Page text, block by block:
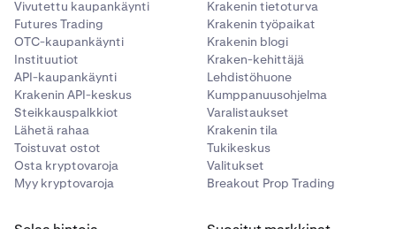
• Funding Type Spot- taiMargin-
kaupankäynnin välillä.
• Quantity
: Määritä käyttämällä kiinteää määrää
(vain perusvaluutta) tai prosenttiosuutta
käytettävissä olevista varoistasi.
• Price Offsets ja Distance Triggers
- Negatiiviset hintapoikkeamat (price offsets)
ovat sallittuja Limit-toimeksiannoille.
markkinoille
Vivutettu kaupankäynti
Futures Trading
OTC-kaupankäynti
Instituutiot
API-kaupankäynti
Krakenin API-keskus
Steikkauspalkkiot
Lähetä rahaa
Toistuvat ostot
Osta kryptovaroja
Myy kryptovaroja
Krakenin tietoturva
Krakenin työpaikat
Krakenin blogi
Kraken-kehittäjä
Lehdistöhuone
Kumppanuusohjelma
Varalistaukset
Krakenin tila
Tukikeskus
Valitukset
Breakout Prop Trading